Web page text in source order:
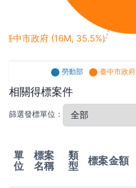
臺中市政府 (16M, 35.5%)
勞動部 臺中市政府
相關得標案件
篩選發標單位：
單
位
標案
名稱
類
型
標案金額